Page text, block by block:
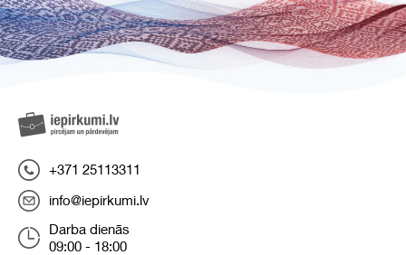
+371 25113311
info@iepirkumi.lv
Darba dienās
09:00 - 18:00